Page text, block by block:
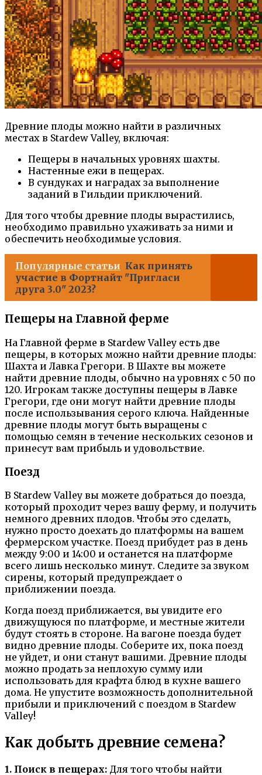
Древние плоды можно найти в различных
местах в Stardew Valley, включая:
Пещеры в начальных уровнях шахты.
Настенные ежи в пещерах.
В сундуках и наградах за выполнение
заданий в Гильдии приключений.
Для того чтобы древние плоды вырастились,
необходимо правильно ухаживать за ними и
обеспечить необходимые условия.
Популярные статьи Как принять
участие в Фортнайт "Пригласи
друга 3.0" 2023?
Пещеры на Главной ферме
На Главной ферме в Stardew Valley есть две
пещеры, в которых можно найти древние плоды:
Шахта и Лавка Грегори. В Шахте вы можете
найти древние плоды, обычно на уровнях с 50 по
120. Игрокам также доступны пещеры в Лавке
Грегори, где они могут найти древние плоды
после использывания серого ключа. Найденные
древние плоды могут быть выращены с
помощью семян в течение нескольких сезонов и
принесут вам прибыль и удовольствие.
Поезд
В Stardew Valley вы можете добраться до поезда,
который проходит через вашу ферму, и получить
немного древних плодов. Чтобы это сделать,
нужно просто доехать до платформы на вашем
фермерском участке. Поезд прибудет раз в день
между 9:00 и 14:00 и останется на платформе
всего лишь несколько минут. Следите за звуком
сирены, который предупреждает о
приближении поезда.
Когда поезд приближается, вы увидите его
движущуюся по платформе, и местные жители
будут стоять в стороне. На вагоне поезда будет
видно древние плоды. Соберите их, пока поезд
не уйдет, и они станут вашими. Древние плоды
можно продать за неплохую сумму или
использовать для крафта блюд в кухне вашего
дома. Не упустите возможность дополнительной
прибыли и приключений с поездом в Stardew
Valley!
Как добыть древние семена?
1. Поиск в пещерах: Для того чтобы найти